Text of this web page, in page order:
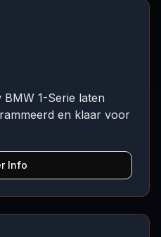
1-Serie laten
en klaar voor
Info